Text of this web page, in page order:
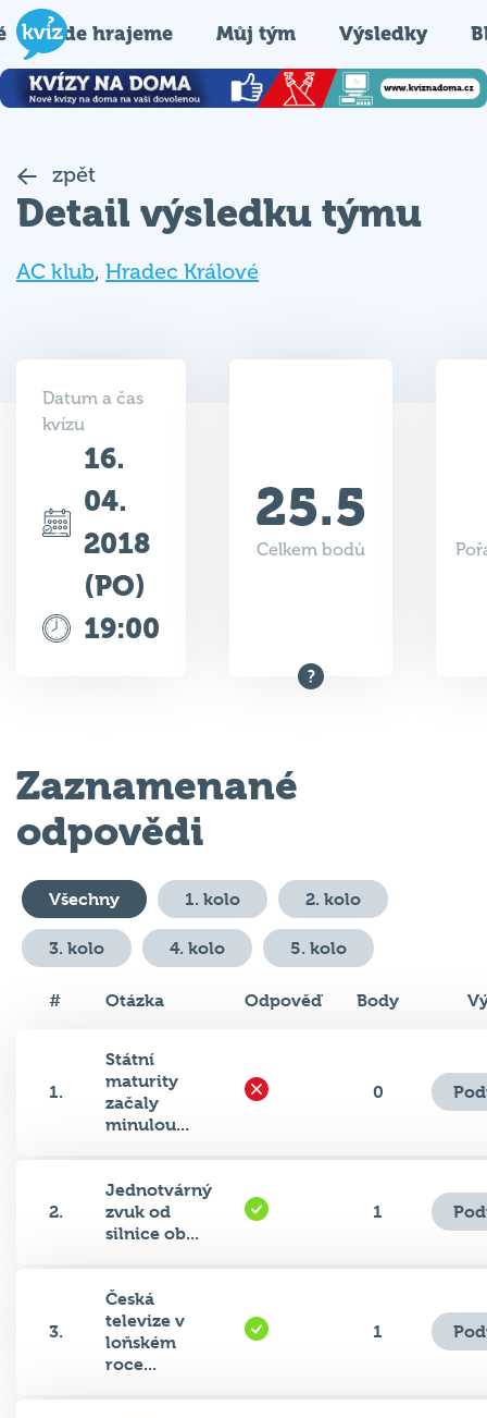
Kde hrajeme Můj tým Výsledky
zpět
Detail výsledku týmu
AC klub, Hradec Králové
Datum a čas
kvízu
16.
04.
2018
(PO)
19:00
25.5
Celkem bodů
Zaznamenané
odpovědi
Všechny 1. kolo 2. kolo
3. kolo 4. kolo 5. kolo
# Otázka Odpověď Body
1.
Státní
maturity
začaly
minulou...
0
2.
Jednotvárný
zvuk od
silnice ob...
1
3.
Česká
televize v
loňském
roce...
1